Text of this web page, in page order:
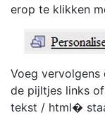
erop te klikken
Voeg
de pijltjes links
tekst / html�